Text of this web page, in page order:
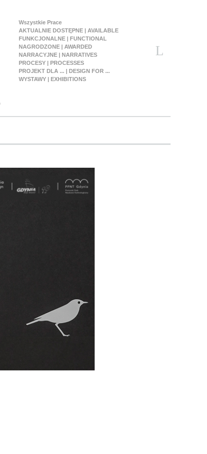
Wszystkie Prace
AKTUALNIE DOSTĘPNE | AVAILABLE
FUNKCJONALNE | FUNCTIONAL
NAGRODZONE | AWARDED
NARRACYJNE | NARRATIVES
PROCESY | PROCESSES
PROJEKT DLA ... | DESIGN FOR ...
WYSTAWY | EXHIBITIONS